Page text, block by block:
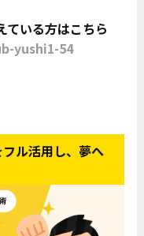
いる方はこちら
yushi1-54
ル活用し、夢へ